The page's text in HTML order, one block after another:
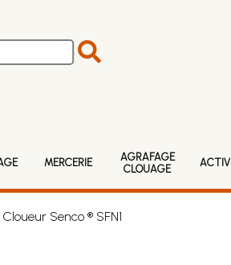
MERCERIE
AGRAFAGE
CLOUAGE
Senco ® SFN1